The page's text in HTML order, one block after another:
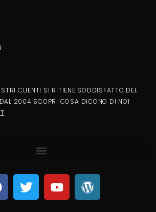
CLIENTI SI RITIENE SODDISFATTO DEL
2004 SCOPRI COSA DICONO DI NOI